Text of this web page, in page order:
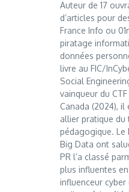
Auteur de 17
d’articles pour
France Info ou
piratage
données
livre au FIC/
Social
vainqueur du
Canada (2024),
allier pratique du
pédagogique. Le
Big Data ont
PR l’a classé
plus influentes
influenceur cyber